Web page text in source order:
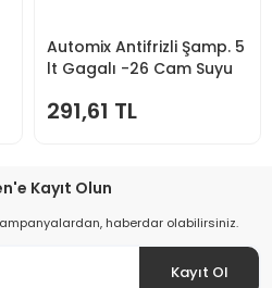
Automix Antifrizli Şamp. 5
lt Gagalı -26 Cam Suyu
291,61 TL
Kayıt Olun
haberdar olabilirsiniz.
Kayıt Ol